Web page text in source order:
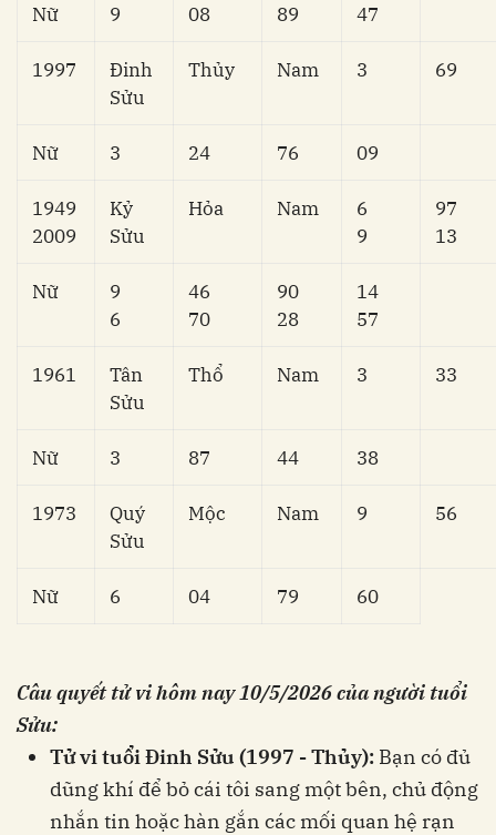
Nữ 9 08 89 47
1997
Đinh
Sửu
Thủy Nam 3 69
Nữ 3 24 76 09
1949
2009
Kỷ
Sửu
Hỏa Nam
6
9
97
13
Nữ
9
6
46
70
90
28
14
57
1961
Tân
Sửu
Thổ Nam 3 33
Nữ 3 87 44 38
1973
Quý
Sửu
Mộc Nam 9 56
Nữ 6 04 79 60
Câu quyết tử vi hôm nay10/5/2026 của người tuổi
Sửu:
Tử vi tuổi Đinh Sửu (1997 - Thủy): Bạn có đủ
dũng khí để bỏ cái tôi sang một bên, chủ động
nhắn tin hoặc hàn gắn các mối quan hệ rạn